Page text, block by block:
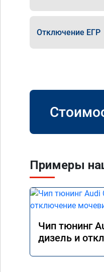
Отключение ЕГР
Примеры
Чип тюнинг
дизель и